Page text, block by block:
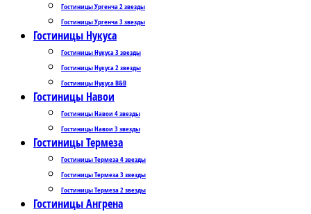
Гостиницы Ургенча 2 звезды
Гостиницы Ургенча 3 звезды
Гостиницы Нукуса
Гостиницы Нукуса 3 звезды
Гостиницы Нукуса 2 звезды
Гостиницы Нукуса B&B
Гостиницы Навои
Гостиницы Навои 4 звезды
Гостиницы Навои 3 звезды
Гостиницы Термеза
Гостиницы Термеза 4 звезды
Гостиницы Термеза 3 звезды
Гостиницы Термеза 2 звезды
Гостиницы Ангрена